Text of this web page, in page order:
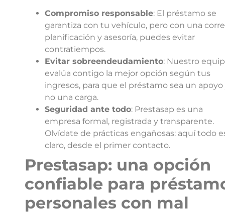
Compromiso responsable: El préstamo se
garantiza con tu vehículo, pero con una
planificación y asesoría, puedes evitar
contratiempos.
Evitar sobreendeudamiento: Nuestro
evalúa contigo la mejor opción según tus
ingresos, para que el préstamo sea un apoyo
no una carga.
Seguridad ante todo: Prestasap es una
empresa formal, registrada y transparente.
Olvídate de prácticas engañosas: aquí todo
claro, desde el primer contacto.
Prestasap: una opción
confiable para
personales con mal